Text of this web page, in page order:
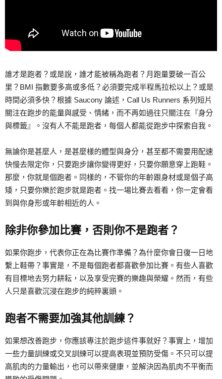
誰才是跑者？或是說，誰才能被稱為跑者？月跑量要破一百公
里？BMI 指數要多高或多低？必須要完成半程馬拉松以上？或是
時間必須多快？根據 Saucony 論述，Call Us Runners 系列短片
關注在跑步的能量與感受、情緒，而不再如過往只關注在『身分
與標籤』。沒有人不能是跑者，每個人都能從跑步中探索自我。
無論你是甚麼人，是甚麼樣的體型與身分，甚至都不需要用配速
快慢去限定你，只要跑步讓你變得更好，只要你願意穿上跑鞋。
那麼，你就是個跑者。同樣的，不管你的年齡跟身材或是個子高
矮，只要你樂於跑步就是跑者。找一場比賽去看看，你一定會看
到與你身形或年齡相近的人。
除非你參加比賽，否則你不是跑者？
如果你跑步，代表你正在為比賽作準備？為什麼你會日復一日地
繫上鞋帶？事實是，不是每個跑者都喜歡參加比賽。有些人喜歡
有目標地去努力耕耘，以及享受完賽的樂趣與榮耀。然而，有些
人只是喜歡沉浸在跑步的純粹裏頭。
跑者不需要加強其他訓練？
如果想改善跑步，你應該專注於跑步這件事就好？事實上，增加
一些力量訓練或交叉訓練可以提高表現並預防受傷。不只可以提
高肌肉的力量輸出，也可以帶來健康，並解決因為肌肉不平衡而